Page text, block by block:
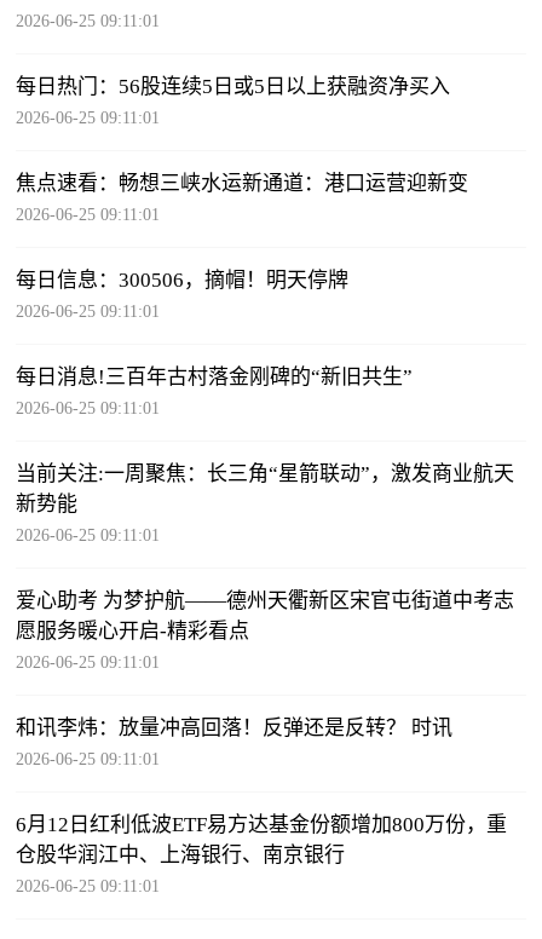
2026-06-25 09:11:01
每日热门：56股连续5日或5日以上获融资净买入
2026-06-25 09:11:01
焦点速看：畅想三峡水运新通道：港口运营迎新变
2026-06-25 09:11:01
每日信息：300506，摘帽！明天停牌
2026-06-25 09:11:01
每日消息!三百年古村落金刚碑的“新旧共生”
2026-06-25 09:11:01
当前关注:一周聚焦：长三角“星箭联动”，激发商业航天
新势能
2026-06-25 09:11:01
爱心助考 为梦护航——德州天衢新区宋官屯街道中考志
愿服务暖心开启-精彩看点
2026-06-25 09:11:01
和讯李炜：放量冲高回落！反弹还是反转？ 时讯
2026-06-25 09:11:01
6月12日红利低波ETF易方达基金份额增加800万份，重
仓股华润江中、上海银行、南京银行
2026-06-25 09:11:01